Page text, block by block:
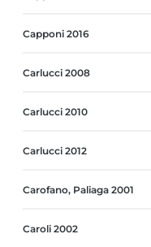
Capponi 2016
Carlucci 2008
Carlucci 2010
Carlucci 2012
Carofano, Paliaga 2001
Caroli 2002